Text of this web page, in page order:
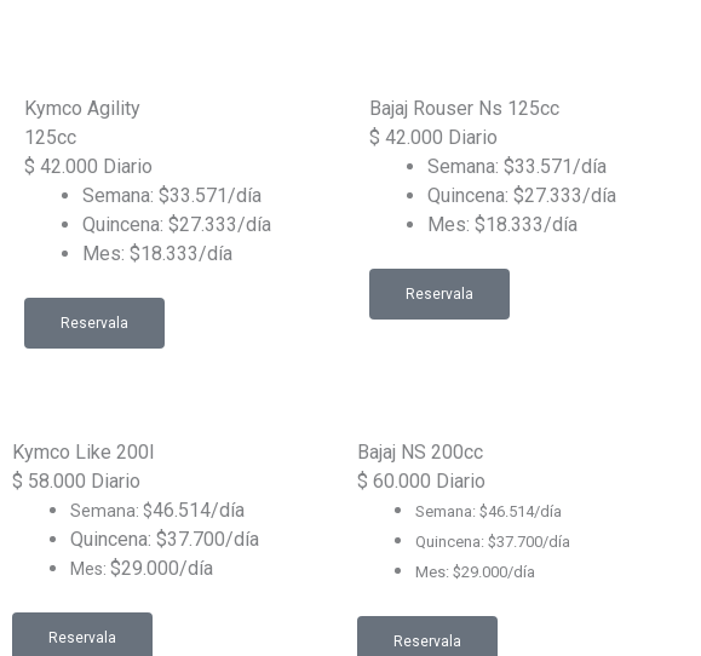
Kymco Agility
125cc
$ 42.000 Diario
Semana: $33.571/día
Quincena: $27.333/día
Mes: $18.333/día
Reservala
Bajaj Rouser Ns 125cc
$ 42.000 Diario
Semana: $33.571/día
Quincena: $27.333/día
Mes: $18.333/día
Reservala
Kymco Like 200I
$ 58.000 Diario
Semana: $46.514/día
Quincena: $37.700/día
Mes: $29.000/día
Reservala
Bajaj NS 200cc
$ 60.000 Diario
Semana: $46.514/día
Quincena: $37.700/día
Mes: $29.000/día
Reservala